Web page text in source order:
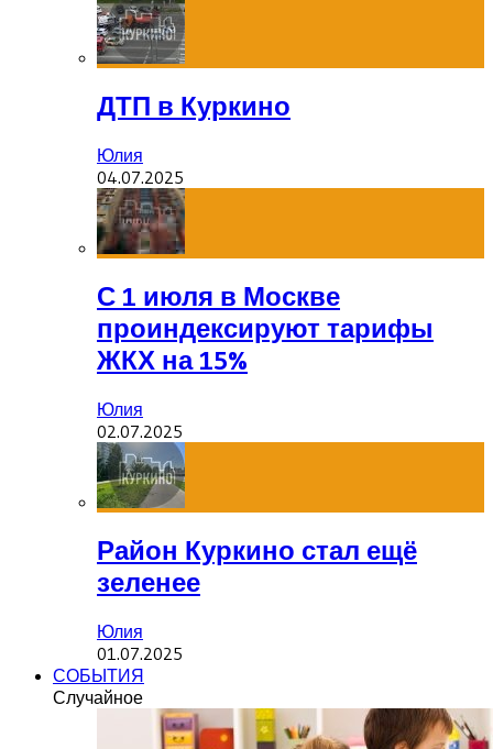
ДТП в Куркино
Юлия
04.07.2025
С 1 июля в Москве
проиндексируют тарифы
ЖКХ на 15%
Юлия
02.07.2025
Район Куркино стал ещё
зеленее
Юлия
01.07.2025
СОБЫТИЯ
Случайное